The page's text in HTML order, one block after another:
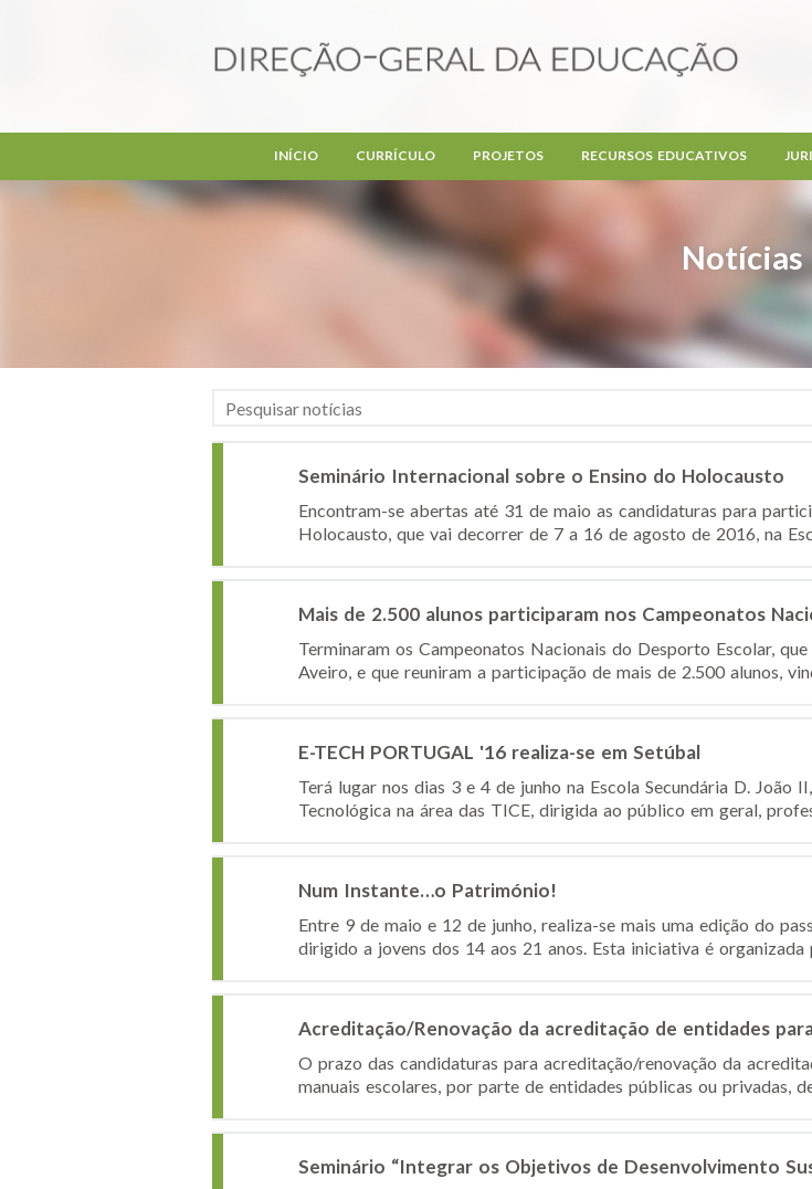
Notícias
INÍCIO CURRÍCULO PROJETOS RECURSOS EDUCATIVOS
Seminário Internacional sobre o Ensino do Holocausto
Encontram-se abertas até 31 de maio as candidaturas para
Holocausto, que vai decorrer de 7 a 16 de agosto de 2016, na
Mais de 2.500 alunos participaram nos Campeonatos
Terminaram os Campeonatos Nacionais do Desporto Escolar,
Aveiro, e que reuniram a participação de mais de 2.500 alunos,
E-TECH PORTUGAL '16 realiza-se em Setúbal
Terá lugar nos dias 3 e 4 de junho na Escola Secundária D. João
Tecnológica na área das TICE, dirigida ao público em geral,
Num Instante…o Património!
Entre 9 de maio e 12 de junho, realiza-se mais uma edição do
dirigido a jovens dos 14 aos 21 anos. Esta iniciativa é
Acreditação/Renovação da acreditação de entidades
O prazo das candidaturas para acreditação/renovação da
manuais escolares, por parte de entidades públicas ou privadas,
Seminário “Integrar os Objetivos de Desenvolvimento